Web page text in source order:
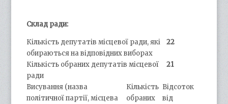
Склад ради:
Кількість депутатів місцевої ради, які
обираються на відповідних виборах
22
Кількість обраних депутатів місцевої
ради
21
Висування (назва
політичної партії, місцева
Кількість
обраних
Відсоток
від